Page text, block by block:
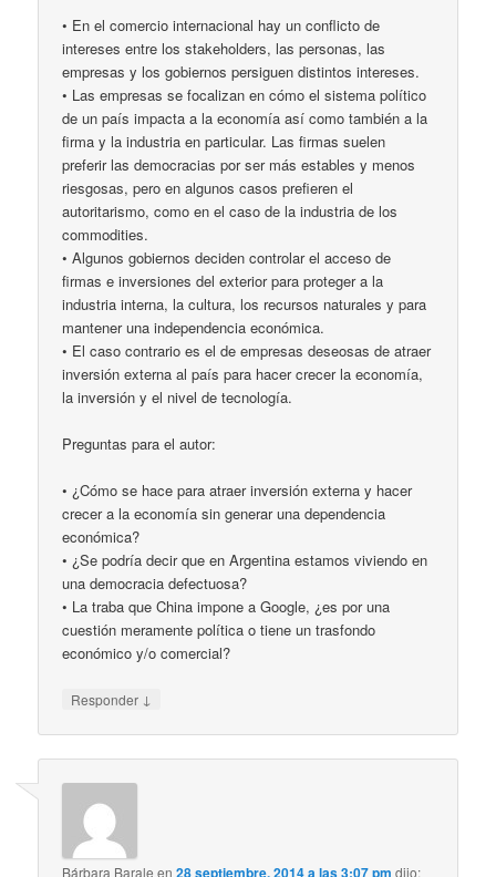
• En el comercio internacional hay un conflicto de
intereses entre los stakeholders, las personas, las
empresas y los gobiernos persiguen distintos intereses.
• Las empresas se focalizan en cómo el sistema político
de un país impacta a la economía así como también a la
firma y la industria en particular. Las firmas suelen
preferir las democracias por ser más estables y menos
riesgosas, pero en algunos casos prefieren el
autoritarismo, como en el caso de la industria de los
commodities.
• Algunos gobiernos deciden controlar el acceso de
firmas e inversiones del exterior para proteger a la
industria interna, la cultura, los recursos naturales y para
mantener una independencia económica.
• El caso contrario es el de empresas deseosas de atraer
inversión externa al país para hacer crecer la economía,
la inversión y el nivel de tecnología.
Preguntas para el autor:
• ¿Cómo se hace para atraer inversión externa y hacer
crecer a la economía sin generar una dependencia
económica?
• ¿Se podría decir que en Argentina estamos viviendo en
una democracia defectuosa?
• La traba que China impone a Google, ¿es por una
cuestión meramente política o tiene un trasfondo
económico y/o comercial?
Responder ↓
Bárbara Barale en28 septiembre, 2014 a las 3:07 pm dijo: